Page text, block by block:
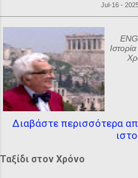
Jul-16 -
Διαβάστε περισσότερα
Ταξίδι στον Χρόνο